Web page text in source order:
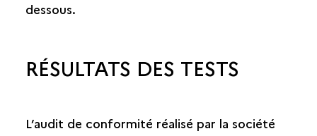
dessous.
RÉSULTATS DES TESTS
L’audit de conformité réalisé par la société